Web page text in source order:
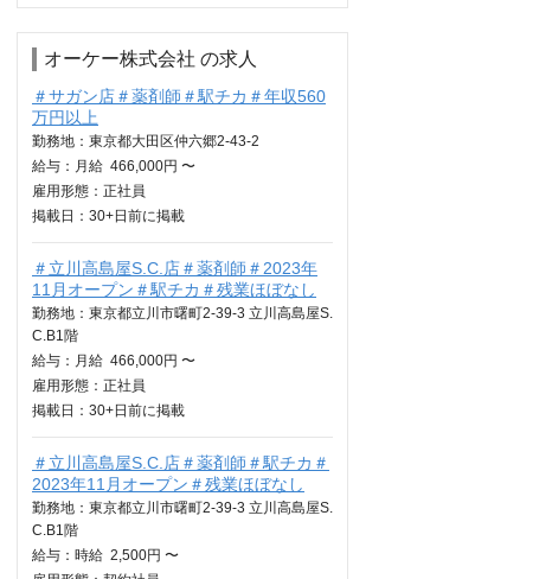
オーケー株式会社 の求人
＃サガン店＃薬剤師＃駅チカ＃年収560
万円以上
勤務地：東京都大田区仲六郷2-43-2
給与： 月給 466,000円 〜
雇用形態：正社員
掲載日： 30+日 前に掲載
＃立川高島屋S.C.店＃薬剤師＃2023年
11月オープン＃駅チカ＃残業ほぼなし
勤務地：東京都立川市曙町2-39-3 立川高島屋S.
C.B1階
給与： 月給 466,000円 〜
雇用形態：正社員
掲載日： 30+日 前に掲載
＃立川高島屋S.C.店＃薬剤師＃駅チカ＃
2023年11月オープン＃残業ほぼなし
勤務地：東京都立川市曙町2-39-3 立川高島屋S.
C.B1階
給与： 時給 2,500円 〜